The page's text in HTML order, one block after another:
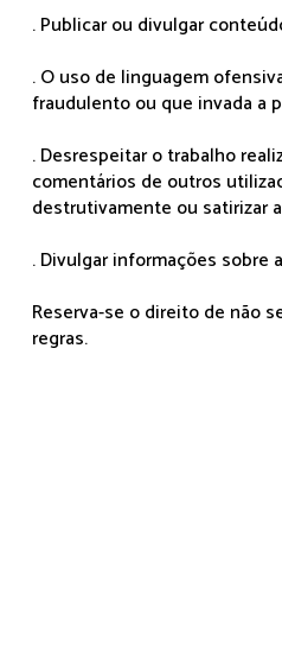
. Publicar ou divulgar
. O uso de linguagem
fraudulento ou que invada a
. Desrespeitar o trabalho
comentários de outros
destrutivamente ou satirizar
. Divulgar informações
Reserva-se o direito de não
regras.